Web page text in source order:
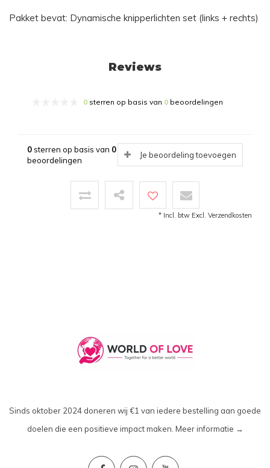
Pakket bevat: Dynamische knipperlichten set (links + rechts)
Reviews
0 sterren op basis van 0 beoordelingen
0sterren op basis van 0
beoordelingen
Je beoordeling toevoegen
* Incl. btw Excl. Verzendkosten
Sinds oktober 2024 doneren wij €1 van iedere bestelling aan goede
doelen die een positieve impact maken. Meer informatie →